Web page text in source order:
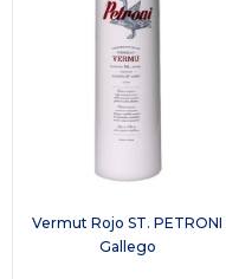
Vermut Rojo ST. PETRONI
Gallego